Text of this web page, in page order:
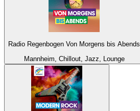
Radio Regenbogen Von Morgens bis Abends
Mannheim, Chillout, Jazz, Lounge